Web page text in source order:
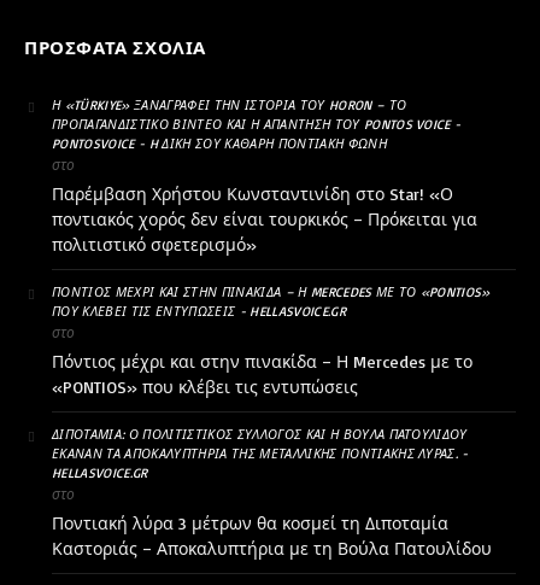
ΠΡΌΣΦΑΤΑ ΣΧΌΛΙΑ
Η «TÜRKIYE» ΞΑΝΑΓΡΆΦΕΙ ΤΗΝ ΙΣΤΟΡΊΑ ΤΟΥ HORON – ΤΟ
ΠΡΟΠΑΓΑΝΔΙΣΤΙΚΌ ΒΊΝΤΕΟ ΚΑΙ Η ΑΠΆΝΤΗΣΗ ΤΟΥ PONTOS VOICE -
PONTOSVOICE - H ΔΙΚΉ ΣΟΥ ΚΑΘΑΡΗ ΠΟΝΤΙΑΚΉ ΦΩΝΉ
στο
Παρέμβαση Χρήστου Κωνσταντινίδη στο Star! «Ο
ποντιακός χορός δεν είναι τουρκικός – Πρόκειται για
πολιτιστικό σφετερισμό»
ΠΌΝΤΙΟΣ ΜΈΧΡΙ ΚΑΙ ΣΤΗΝ ΠΙΝΑΚΊΔΑ – Η MERCEDES ΜΕ ΤΟ «PONTIOS»
ΠΟΥ ΚΛΈΒΕΙ ΤΙΣ ΕΝΤΥΠΏΣΕΙΣ - HELLASVOICE.GR
στο
Πόντιος μέχρι και στην πινακίδα – Η Mercedes με το
«PONTIOS» που κλέβει τις εντυπώσεις
ΔΙΠΟΤΑΜΊΑ: Ο ΠΟΛΙΤΙΣΤΙΚΌΣ ΣΎΛΛΟΓΟΣ ΚΑΙ Η ΒΟΎΛΑ ΠΑΤΟΥΛΊΔΟΥ
ΈΚΑΝΑΝ ΤΑ ΑΠΟΚΑΛΥΠΤΉΡΙΑ ΤΗΣ ΜΕΤΑΛΛΙΚΉΣ ΠΟΝΤΙΑΚΉΣ ΛΎΡΑΣ. -
HELLASVOICE.GR
στο
Ποντιακή λύρα 3 μέτρων θα κοσμεί τη Διποταμία
Καστοριάς – Αποκαλυπτήρια με τη Βούλα Πατουλίδου